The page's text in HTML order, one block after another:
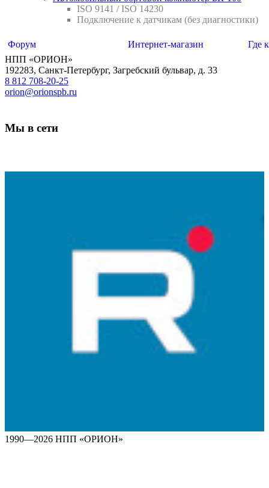
ISO 9141 / ISO 14230
Подключение к датчикам (без диагностики)
Форум Интернет-магазин
Где
НПП «ОРИОН»
192283, Санкт-Петербург, Загребский бульвар, д. 33
8 812 708-20-25
orion@orionspb.ru
Мы в сети
1990—2026 НПП «ОРИОН»